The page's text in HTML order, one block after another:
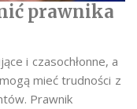
prawnika
i czasochłonne, a
mieć trudności z
Prawnik